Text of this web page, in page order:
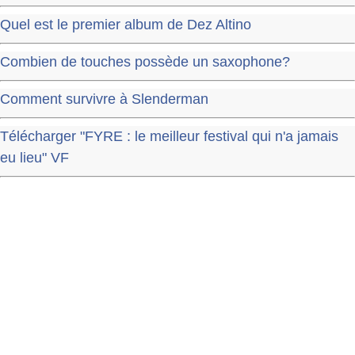
Quel est le premier album de Dez Altino
Combien de touches possède un saxophone?
Comment survivre à Slenderman
Télécharger "FYRE : le meilleur festival qui n'a jamais
eu lieu" VF